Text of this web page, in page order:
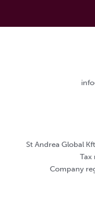
St Andrea Global
Tax
Company